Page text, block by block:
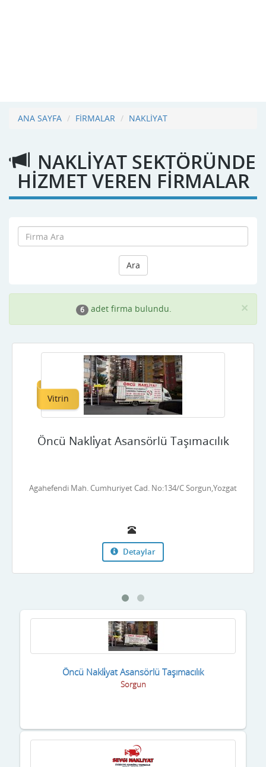
ANA SAYFA FİRMALAR NAKLİYAT
NAKLİYAT SEKTÖRÜNDE
HİZMET VEREN FİRMALAR
Ara
×
6 adet firma bulundu.
Vitrin
Öncü Nakli̇yat Asansörlü Taşımacılık
Agahefendi Mah. Cumhuriyet Cad. No:134/C Sorgun,Yozgat
Detaylar
Öncü Nakli̇yat Asansörlü Taşımacılık
Sorgun